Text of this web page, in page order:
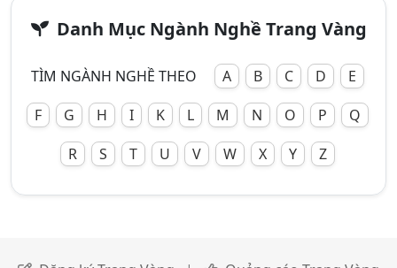
Danh Mục Ngành Nghề Trang Vàng
TÌM NGÀNH NGHỀ THEO A B C D
E
F
G H I K L M N O P
Q
R
S T U V W X Y Z